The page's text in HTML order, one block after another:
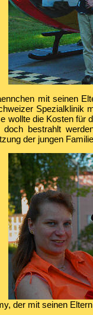
mit seinen
Spezialklinik
wollte die Kosten
bestrahlt
der jungen
der mit seinen